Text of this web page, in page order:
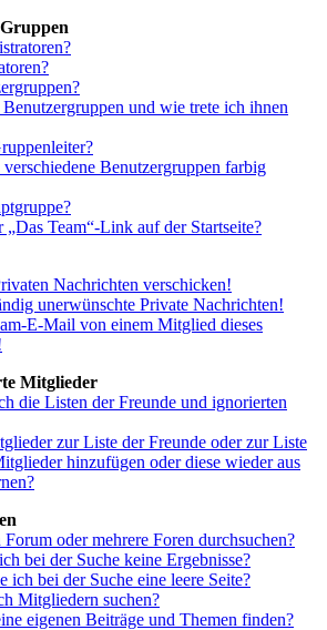
und wie trete ich ihnen
Benutzergruppen farbig
„Das Team“-Link auf der Startseite?
Nachrichten verschicken!
unerwünschte Private Nachrichten!
E-Mail von einem Mitglied dieses
Mitglieder
die Listen der Freunde und ignorierten
zur Liste der Freunde oder zur Liste
hinzufügen oder diese wieder aus
oder mehrere Foren durchsuchen?
bei der Suche keine Ergebnisse?
ich bei der Suche eine leere Seite?
Mitgliedern suchen?
eigenen Beiträge und Themen finden?